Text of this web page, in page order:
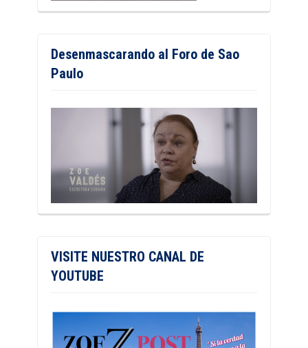
Desenmascarando al Foro de Sao
Paulo
VISITE NUESTRO CANAL DE
YOUTUBE